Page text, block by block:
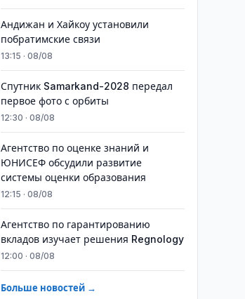
Андижан и Хайкоу установили
побратимские связи
13:15 · 08/08
Спутник Samarkand-2028 передал
первое фото с орбиты
12:30 · 08/08
Агентство по оценке знаний и
ЮНИСЕФ обсудили развитие
системы оценки образования
12:15 · 08/08
Агентство по гарантированию
вкладов изучает решения Regnology
12:00 · 08/08
Больше новостей →